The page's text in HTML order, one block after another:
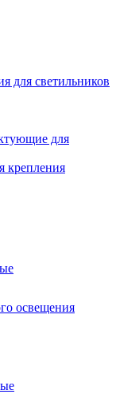
для светильников
для
крепления
освещения